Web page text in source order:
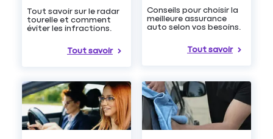
Tout savoir sur le radar
tourelle et comment
éviter les infractions.
Tout savoir
Conseils pour choisir la
meilleure assurance
auto selon vos besoins.
Tout savoir